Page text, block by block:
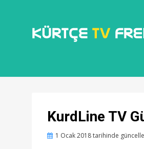
KurdLine TV
Posted
1 Ocak 2018tarihinde